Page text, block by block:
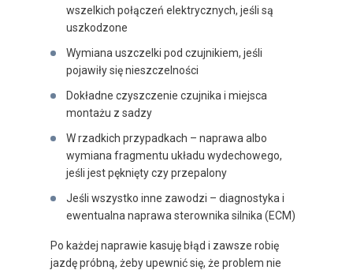
wszelkich połączeń elektrycznych, jeśli są
uszkodzone
Wymiana uszczelki pod czujnikiem, jeśli
pojawiły się nieszczelności
Dokładne czyszczenie czujnika i miejsca
montażu z sadzy
W rzadkich przypadkach – naprawa albo
wymiana fragmentu układu wydechowego,
jeśli jest pęknięty czy przepalony
Jeśli wszystko inne zawodzi – diagnostyka i
ewentualna naprawa sterownika silnika (ECM)
Po każdej naprawie kasuję błąd i zawsze robię
jazdę próbną, żeby upewnić się, że problem nie